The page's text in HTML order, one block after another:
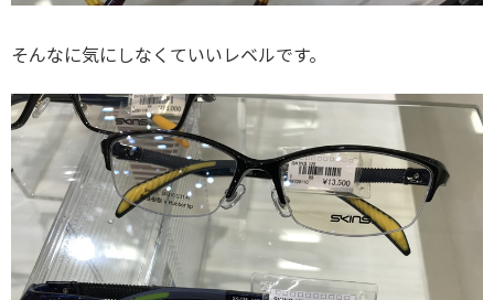
そんなに気にしなくていいレベルです。